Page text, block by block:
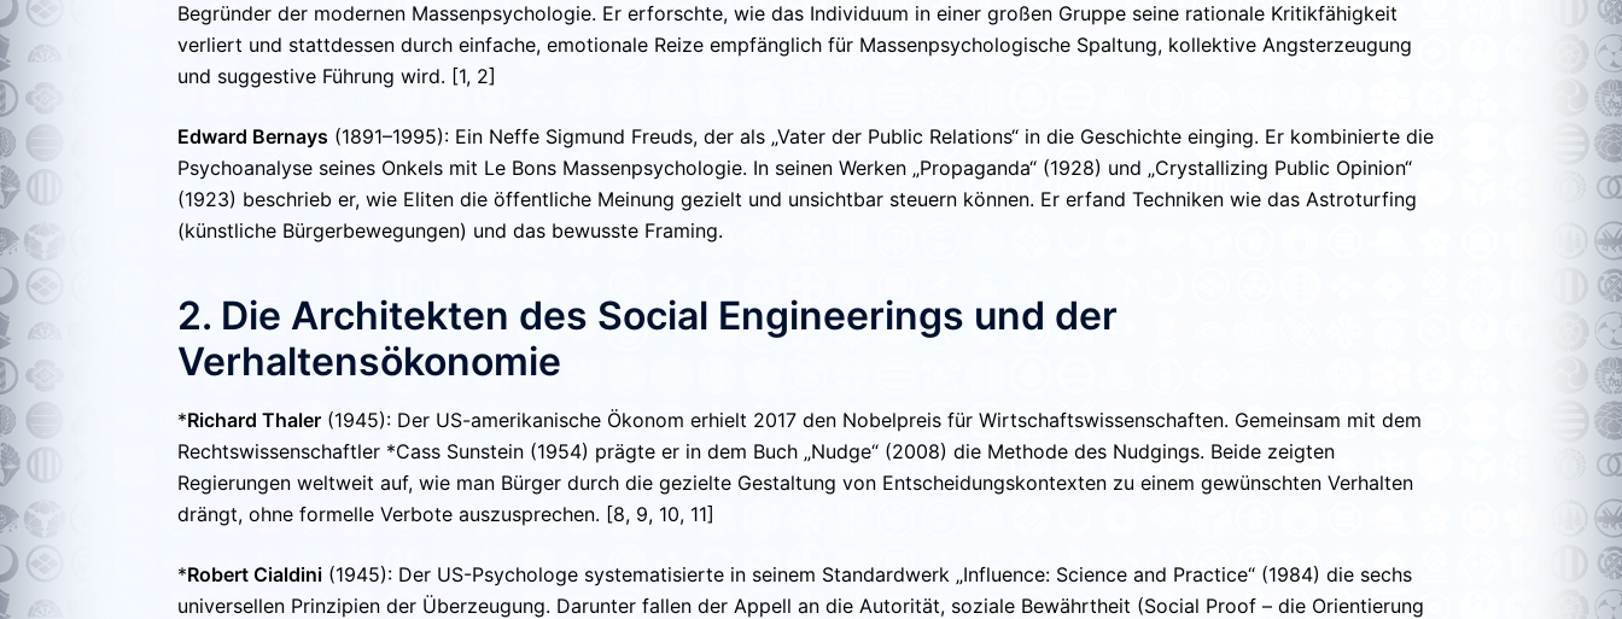
Begründer der modernen Massenpsychologie. Er erforschte, wie das Individuum in einer großen Gruppe seine rationale Kritikfähigkeit
verliert und stattdessen durch einfache, emotionale Reize empfänglich für Massenpsychologische Spaltung, kollektive Angsterzeugung
und suggestive Führung wird. [1, 2]
Edward Bernays (1891–1995): Ein Neffe Sigmund Freuds, der als „Vater der Public Relations“ in die Geschichte einging. Er kombinierte die
Psychoanalyse seines Onkels mit Le Bons Massenpsychologie. In seinen Werken „Propaganda“ (1928) und „Crystallizing Public Opinion“
(1923) beschrieb er, wie Eliten die öffentliche Meinung gezielt und unsichtbar steuern können. Er erfand Techniken wie das Astroturfing
(künstliche Bürgerbewegungen) und das bewusste Framing.
2. Die Architekten des Social Engineerings und der
Verhaltensökonomie
*Richard Thaler (1945): Der US-amerikanische Ökonom erhielt 2017 den Nobelpreis für Wirtschaftswissenschaften. Gemeinsam mit dem
Rechtswissenschaftler *Cass Sunstein (1954) prägte er in dem Buch „Nudge“ (2008) die Methode des Nudgings. Beide zeigten
Regierungen weltweit auf, wie man Bürger durch die gezielte Gestaltung von Entscheidungskontexten zu einem gewünschten Verhalten
drängt, ohne formelle Verbote auszusprechen. [8, 9, 10, 11]
*Robert Cialdini (1945): Der US-Psychologe systematisierte in seinem Standardwerk „Influence: Science and Practice“ (1984) die sechs
universellen Prinzipien der Überzeugung. Darunter fallen der Appell an die Autorität, soziale Bewährtheit (Social Proof – die Orientierung